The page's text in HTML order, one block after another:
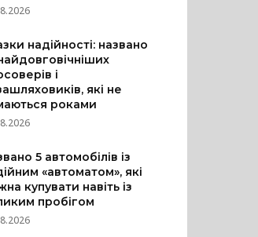
надійності: названо
і
які не
роками
5 автомобілів із
«автоматом», які
купувати навіть із
пробігом